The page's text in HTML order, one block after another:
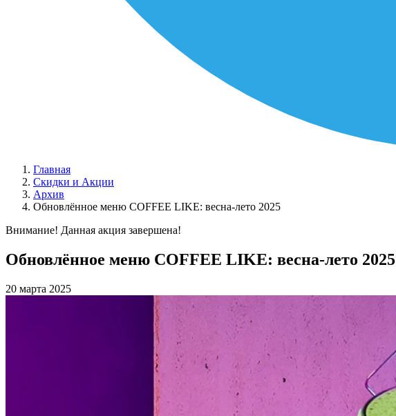
Главная
Скидки и Акции
Архив
Обновлённое меню COFFEE LIKE: весна-лето 2025
Внимание! Данная акция завершена!
Обновлённое меню COFFEE LIKE: весна-лето 2025
20 марта 2025